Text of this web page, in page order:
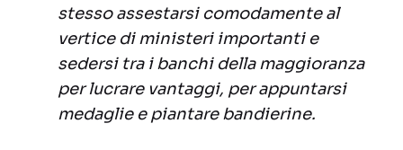
stesso assestarsi comodamente al
vertice di ministeri importanti e
sedersi tra i banchi della maggioranza
per lucrare vantaggi, per appuntarsi
medaglie e piantare bandierine.